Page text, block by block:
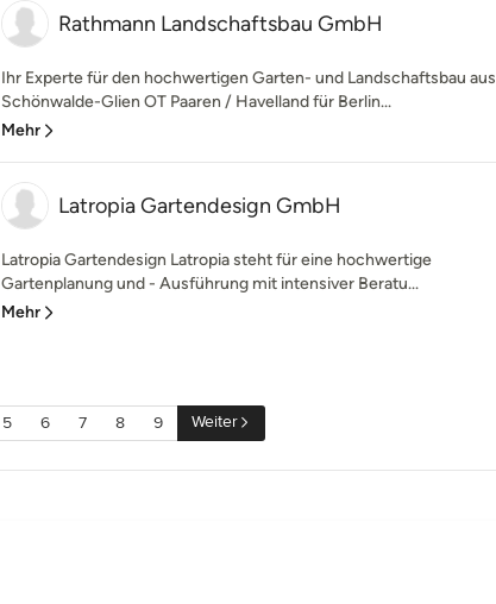
Rathmann Landschaftsbau GmbH
Ihr Experte für den hochwertigen Garten- und Landschaftsbau aus
Schönwalde-Glien OT Paaren / Havelland für Berlin...
Mehr
Latropia Gartendesign GmbH
Latropia Gartendesign Latropia steht für eine hochwertige
Gartenplanung und - Ausführung mit intensiver Beratu...
Mehr
5 6 7 8 9 Weiter